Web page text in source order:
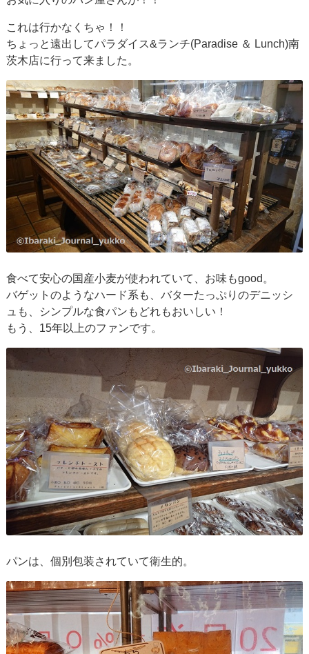
これは行かなくちゃ！！
ちょっと遠出してパラダイス&ランチ(Paradise ＆ Lunch)南
茨木店に行って来ました。
食べて安心の国産小麦が使われていて、お味もgood。
バゲットのようなハード系も、バターたっぷりのデニッシ
ュも、シンプルな食パンもどれもおいしい！
もう、15年以上のファンです。
パンは、個別包装されていて衛生的。